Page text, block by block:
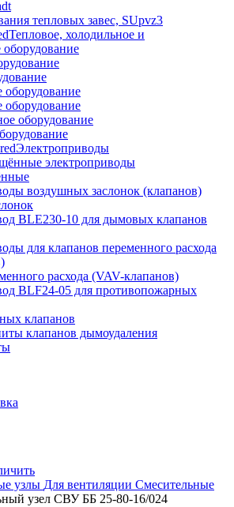
тепловых завес, SUpvz3
Тепловое, холодильное и
оборудование
Электроприводы
расхода (VAV-клапанов)
клапанов
узлы Для вентиляции Смесительные
узел СВУ ББ 25-80-16/024